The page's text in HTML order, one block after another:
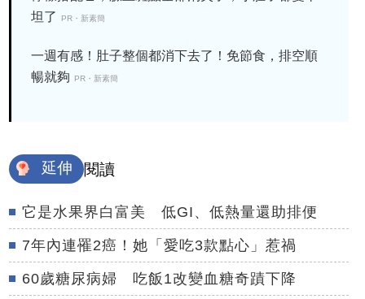
坦了
PR・新素簡
一週有感！肚子整個都消下去了！免節食，排空順
暢就夠
PR・新素簡
延伸 閱讀
它是水果界白富美 低GI、低熱量還助排便
7年內連罹2癌！她「愛吃3款點心」惹禍
60歲糖尿病婦 吃飯1改變血糖奇蹟下降